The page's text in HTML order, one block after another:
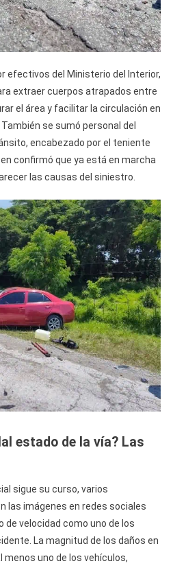
efectivos del Ministerio del Interior,
extraer cuerpos atrapados entre
el área y facilitar la circulación en
se sumó personal del
encabezado por el teniente
confirmó que ya está en marcha
las causas del siniestro.
estado de la vía? Las
sigue su curso, varios
las imágenes en redes sociales
de velocidad como uno de los
La magnitud de los daños en
uno de los vehículos,